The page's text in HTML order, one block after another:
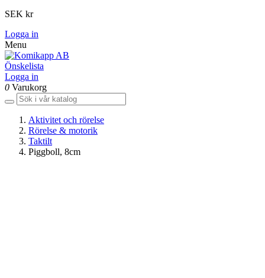
SEK kr
Logga in
Menu
Önskelista
Logga in
0 Varukorg
Aktivitet och rörelse
Rörelse & motorik
Taktilt
Piggboll, 8cm